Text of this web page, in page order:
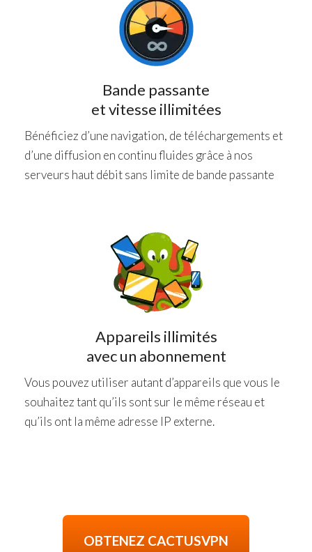
Bande passante
et vitesse illimitées
Bénéficiez d’une navigation, de téléchargements et
d’une diffusion en continu fluides grâce à nos
serveurs haut débit sans limite de bande passante
Appareils illimités
avec un abonnement
Vous pouvez utiliser autant d’appareils que vous le
souhaitez tant qu’ils sont sur le même réseau et
qu’ils ont la même adresse IP externe.
OBTENEZ CACTUSVPN